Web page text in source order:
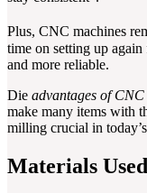
Plus, CNC machines
time on setting up
and more reliable.
Die advantages of
make many items with
milling crucial in
Materials